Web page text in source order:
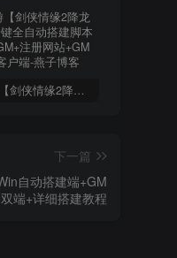
端游【剑侠情缘2降龙版】一键全自动搭建脚本+内置GM+注册网站+GM工具+客户端
下一篇
自动搭建端+GM
端+详细搭建教程